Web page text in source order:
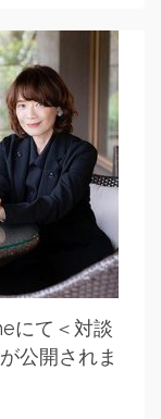
にて＜対談
公開されま